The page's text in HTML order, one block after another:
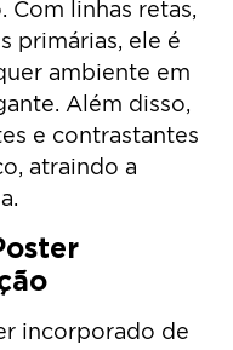
linhas retas,
primárias, ele é
ambiente em
Além disso,
e contrastantes
atraindo a
incorporado de